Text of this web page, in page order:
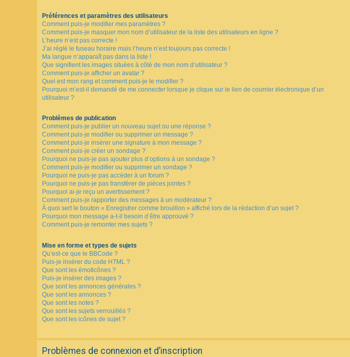
Préférences et paramètres des utilisateurs
Comment puis-je modifier mes paramètres ?
Comment puis-je masquer mon nom d’utilisateur de la liste des utilisateurs en ligne ?
L’heure n’est pas correcte !
J’ai réglé le fuseau horaire mais l’heure n’est toujours pas correcte !
Ma langue n’apparaît pas dans la liste !
Que signifient les images situées à côté de mon nom d’utilisateur ?
Comment puis-je afficher un avatar ?
Quel est mon rang et comment puis-je le modifier ?
Pourquoi m’est-il demandé de me connecter lorsque je clique sur le lien de courrier électronique d’un
utilisateur ?
Problèmes de publication
Comment puis-je publier un nouveau sujet ou une réponse ?
Comment puis-je modifier ou supprimer un message ?
Comment puis-je insérer une signature à mon message ?
Comment puis-je créer un sondage ?
Pourquoi ne puis-je pas ajouter plus d’options à un sondage ?
Comment puis-je modifier ou supprimer un sondage ?
Pourquoi ne puis-je pas accéder à un forum ?
Pourquoi ne puis-je pas transférer de pièces jointes ?
Pourquoi ai-je reçu un avertissement ?
Comment puis-je rapporter des messages à un modérateur ?
À quoi sert le bouton « Enregistrer comme brouillon » affiché lors de la rédaction d’un sujet ?
Pourquoi mon message a-t-il besoin d’être approuvé ?
Comment puis-je remonter mes sujets ?
Mise en forme et types de sujets
Qu’est-ce que le BBCode ?
Puis-je insérer du code HTML ?
Que sont les émoticônes ?
Puis-je insérer des images ?
Que sont les annonces générales ?
Que sont les annonces ?
Que sont les notes ?
Que sont les sujets verrouillés ?
Que sont les icônes de sujet ?
Problèmes de connexion et d’inscription